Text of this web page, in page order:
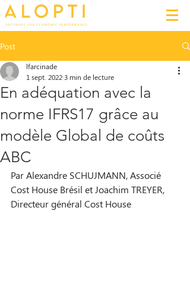
Post
En adéquation avec la
norme IFRS17 grâce au
modèle Global de coûts
ABC
lfarcinade
1 sept. 2022 3 min de lecture
Par Alexandre SCHUJMANN, Associé
Cost House Brésil et Joachim TREYER,
Directeur général Cost House